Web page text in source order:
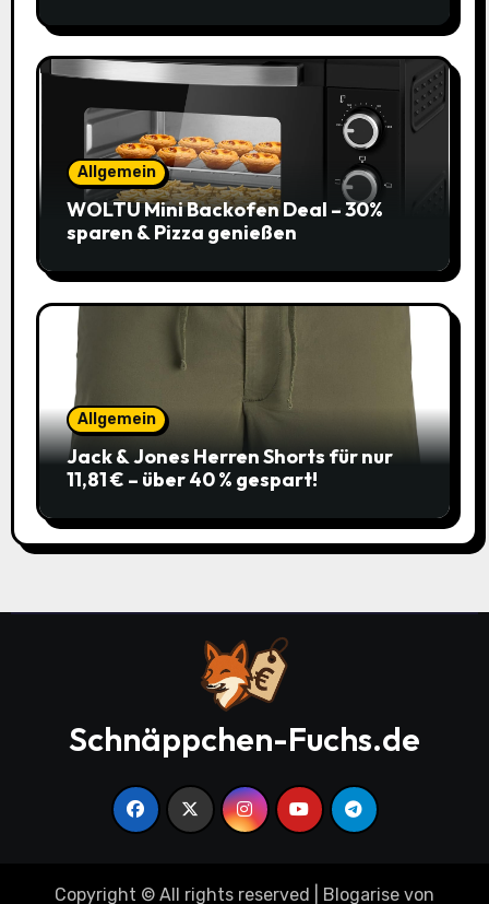
Allgemein
WOLTU Mini Backofen Deal – 30%
sparen & Pizza genießen
Allgemein
Jack & Jones Herren Shorts für nur
11,81 € – über 40 % gespart!
Schnäppchen-Fuchs.de
Copyright © All rights reserved Blogarise von